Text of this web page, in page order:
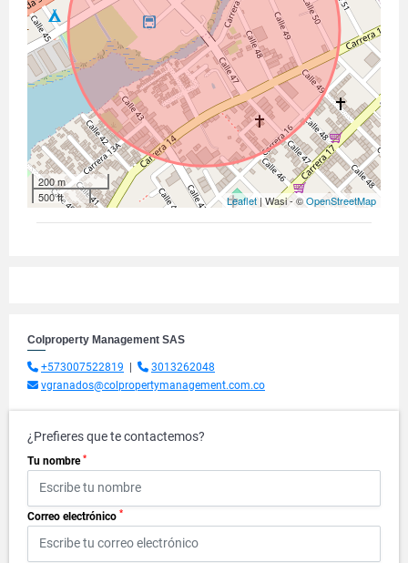
200 m
500 ft
Leaflet| Wasi - ©OpenStreetMap
Colproperty Management SAS
+573007522819
3013262048
vgranados@colpropertymanagement.com.co
¿Prefieres que te contactemos?
Tu nombre *
Correo electrónico *